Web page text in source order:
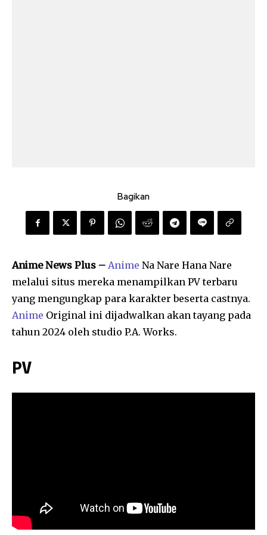
Bagikan
Anime News Plus – Anime Na Nare Hana Nare
melalui situs mereka menampilkan PV terbaru
yang mengungkap para karakter beserta castnya.
Anime Original ini dijadwalkan akan tayang pada
tahun 2024 oleh studio P.A. Works.
PV